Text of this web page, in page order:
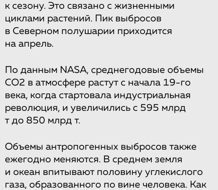
к сезону. Это связано с жизненными
циклами растений. Пик выбросов
в Северном полушарии приходится
на апрель.
По данным NASA, среднегодовые объемы
СО2 в атмосфере растут с начала 19-го
века, когда стартовала индустриальная
революция, и увеличились с 595 млрд
т до 850 млрд т.
Объемы антропогенных выбросов также
ежегодно меняются. В среднем земля
и океан впитывают половину углекислого
газа, образованного по вине человека. Как